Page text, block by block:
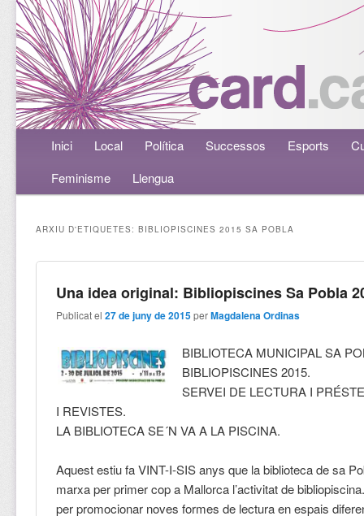
Menú principalAneu al contingut principal
Aneu al contingut secundari
Inici Local Política Successos Esports
Feminisme
Llengua
ARXIU D'ETIQUETES:BIBLIOPISCINES 2015 SA POBLA
Una idea original: Bibliopiscines Sa Pobla
Publicat el27 de juny de 2015 perMagdalena Ordinas
BIBLIOTECA MUNICIPAL SA
BIBLIOPISCINES 2015.
SERVEI DE LECTURA I
I REVISTES.
LA BIBLIOTECA SE´N VA A LA PISCINA.
Aquest estiu fa VINT-I-SIS anys que la biblioteca de sa
marxa per primer cop a Mallorca l’activitat de
per promocionar noves formes de lectura en espais